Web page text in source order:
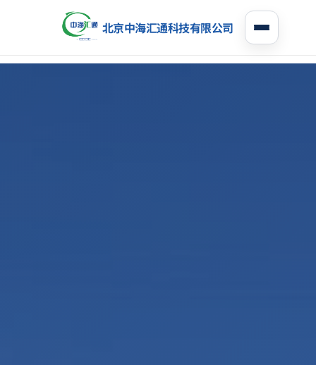
北京中海汇通科技有限公司